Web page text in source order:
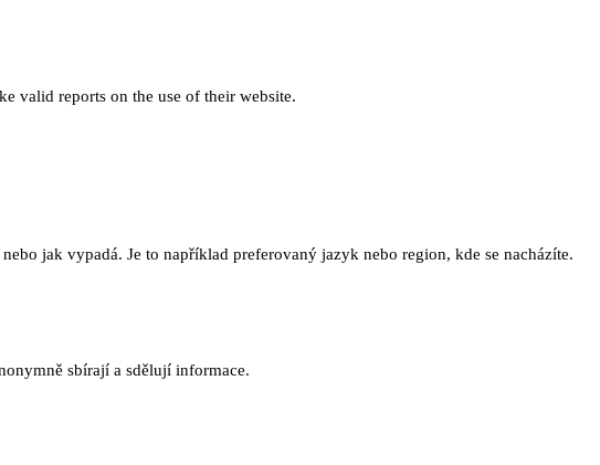
valid reports on the use of their website.
jak vypadá. Je to například preferovaný jazyk nebo region, kde se nacházíte.
sbírají a sdělují informace.